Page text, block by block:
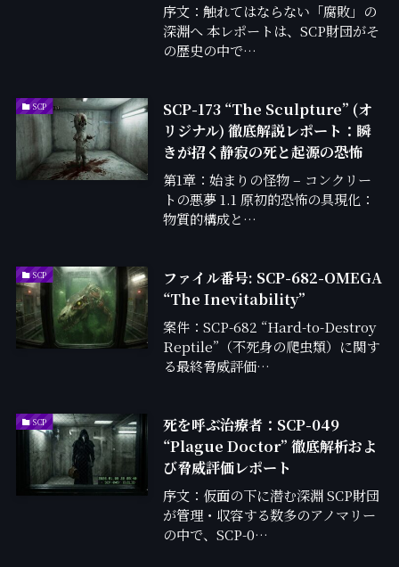
序文：触れてはならない「腐敗」の
深淵へ 本レポートは、SCP財団がそ
の歴史の中で…
SCP
SCP-173 “The Sculpture” (オ
リジナル) 徹底解説レポート：瞬
きが招く静寂の死と起源の恐怖
第1章：始まりの怪物 – コンクリー
トの悪夢 1.1 原初的恐怖の具現化：
物質的構成と…
SCP
ファイル番号: SCP-682-OMEGA
“The Inevitability”
案件：SCP-682 “Hard-to-Destroy
Reptile”（不死身の爬虫類）に関す
る最終脅威評価…
SCP
死を呼ぶ治療者：SCP-049
“Plague Doctor” 徹底解析およ
び脅威評価レポート
序文：仮面の下に潜む深淵 SCP財団
が管理・収容する数多のアノマリー
の中で、SCP-0…